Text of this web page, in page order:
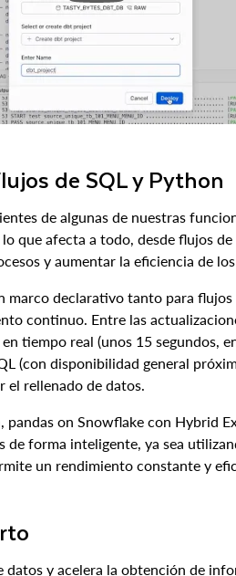
de SQL y Python
de algunas de nuestras
que afecta a todo, desde flujos
y aumentar la eficiencia de
marco declarativo tanto para
continuo. Entre las
tiempo real (unos 15 segundos,
(con disponibilidad general
el rellenado de datos.
on Snowflake con Hybrid
forma inteligente, ya sea
un rendimiento constante y
datos y acelera la obtención de